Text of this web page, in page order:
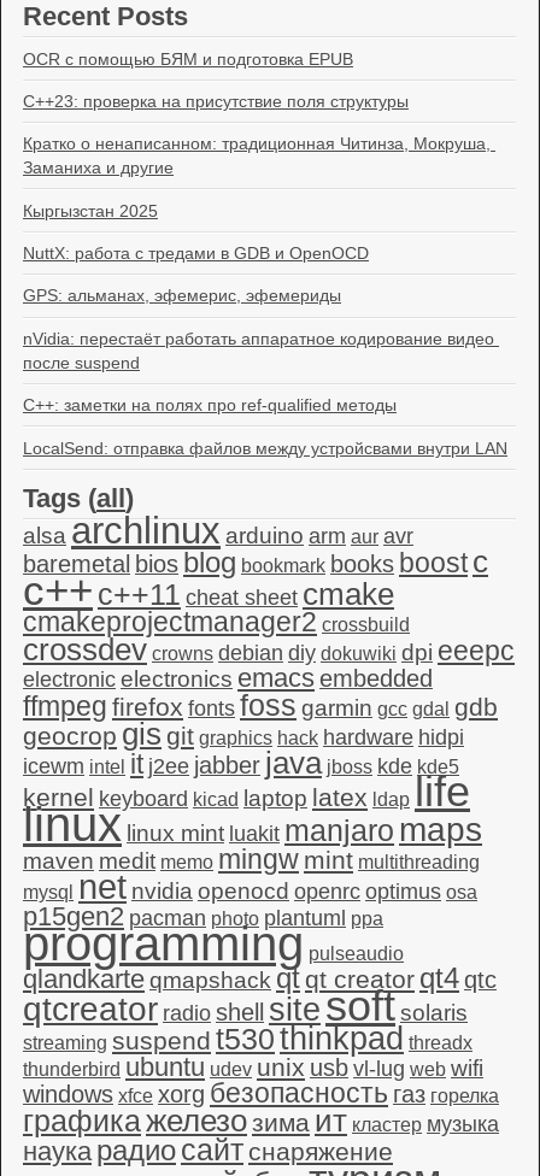
Recent Posts
OCR с помощью БЯМ и подготовка EPUB
C++23: проверка на присутствие поля структуры
Кратко о ненаписанном: традиционная Читинза, Мокруша,
Заманиха и другие
Кыргызстан 2025
NuttX: работа с тредами в GDB и OpenOCD
GPS: альманах, эфемерис, эфемериды
nVidia: перестаёт работать аппаратное кодирование видео
после suspend
C++: заметки на полях про ref-qualified методы
LocalSend: отправка файлов между устройсвами внутри LAN
Tags (all)
alsa archlinux arduino arm aur avr
baremetal bios blog bookmark books boost c
c++c++11 cheat sheet cmake
cmakeprojectmanager2 crossbuild
crossdev crowns debian diy dokuwiki dpi eeepc
electronic electronics emacsembedded
ffmpeg firefox fonts foss garmin gcc gdal gdb
geocrop gis git graphics hack hardware hidpi
icewm intel it j2ee jabber java jboss kde kde5
kernel keyboard kicad laptop latex ldap life
linux linux mint luakit manjaro maps
maven medit memo mingw mint multithreading
mysql
net nvidia openocd openrc optimus osa
p15gen2 pacman photo plantuml ppa
programming pulseaudio
qlandkarteqmapshack qt qt creator qt4qtc
qtcreator radio shell sitesoftsolaris
streaming suspend t530thinkpad threadx
thunderbird ubuntu udev unix usb vl-lug web wifi
windows xfce xorg безопасность газ горелка
графикажелезозима ит кластер музыка
наука радиосайт снаряжение